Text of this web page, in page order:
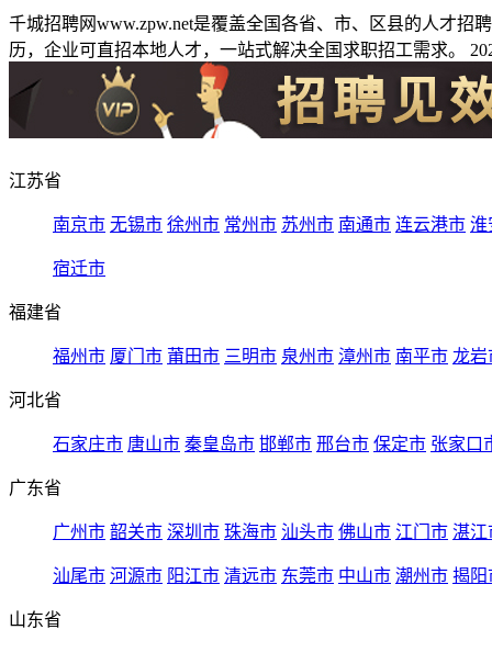
千城招聘网www.zpw.net是覆盖全国各省、市、区县的人才
历，企业可直招本地人才，一站式解决全国求职招工需求。
江苏省
南京市 无锡市 徐州市 常州市 苏州市 南通市 连云港市 淮
宿迁市
福建省
福州市 厦门市 莆田市 三明市 泉州市 漳州市 南平市 龙岩
河北省
石家庄市 唐山市 秦皇岛市 邯郸市 邢台市 保定市 张家口
广东省
广州市 韶关市 深圳市 珠海市 汕头市 佛山市 江门市 湛江
汕尾市 河源市 阳江市 清远市 东莞市 中山市 潮州市 揭阳
山东省